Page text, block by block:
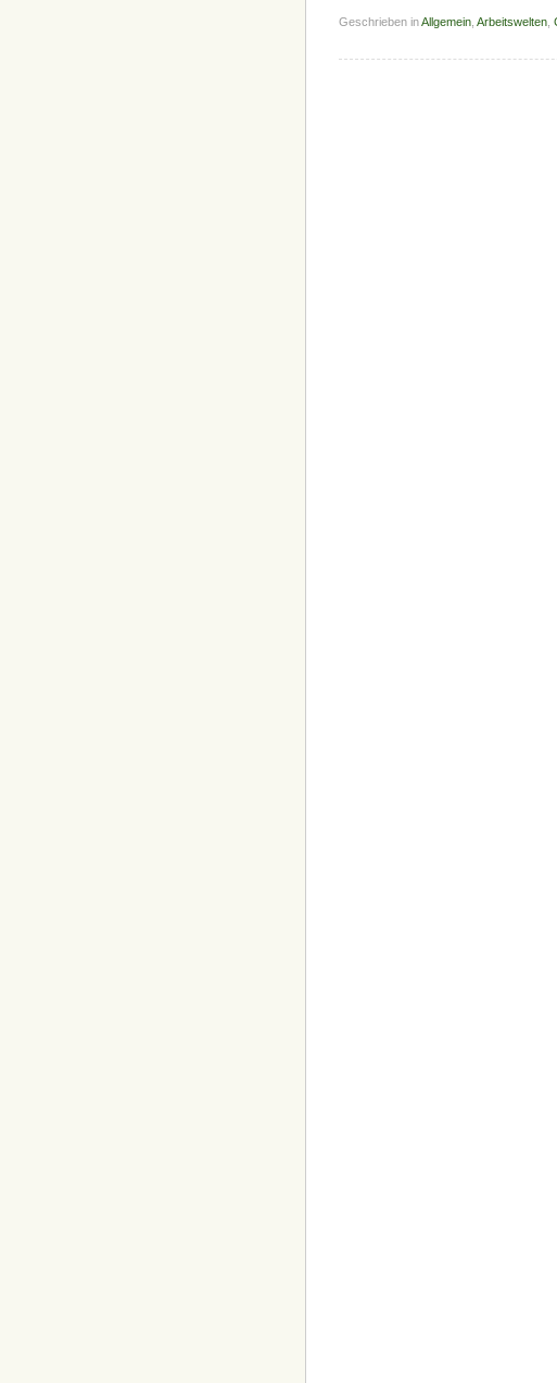
Geschrieben inAllgemein Arbeitswelten